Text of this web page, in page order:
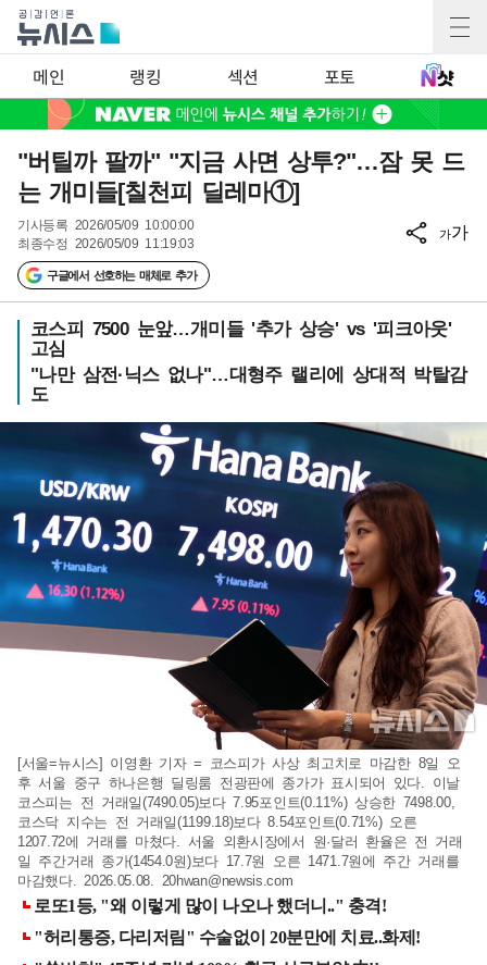
메인 랭킹 섹션 포토
"버틸까 팔까" "지금 사면 상투?"…잠 못 드
는 개미들[칠천피 딜레마①]
기사등록 2026/05/09 10:00:00
최종수정 2026/05/09 11:19:03
구글에서 선호하는 매체로 추가
가가
코스피 7500 눈앞…개미들 '추가 상승' vs '피크아웃'
고심
"나만 삼전·닉스 없나"…대형주 랠리에 상대적 박탈감
도
[서울=뉴시스] 이영환 기자 = 코스피가 사상 최고치로 마감한 8일 오
후 서울 중구 하나은행 딜링룸 전광판에 종가가 표시되어 있다. 이날
코스피는 전 거래일(7490.05)보다 7.95포인트(0.11%) 상승한 7498.00,
코스닥 지수는 전 거래일(1199.18)보다 8.54포인트(0.71%) 오른
1207.72에 거래를 마쳤다. 서울 외환시장에서 원·달러 환율은 전 거래
일 주간거래 종가(1454.0원)보다 17.7원 오른 1471.7원에 주간 거래를
마감했다. 2026.05.08. 20hwan@newsis.com